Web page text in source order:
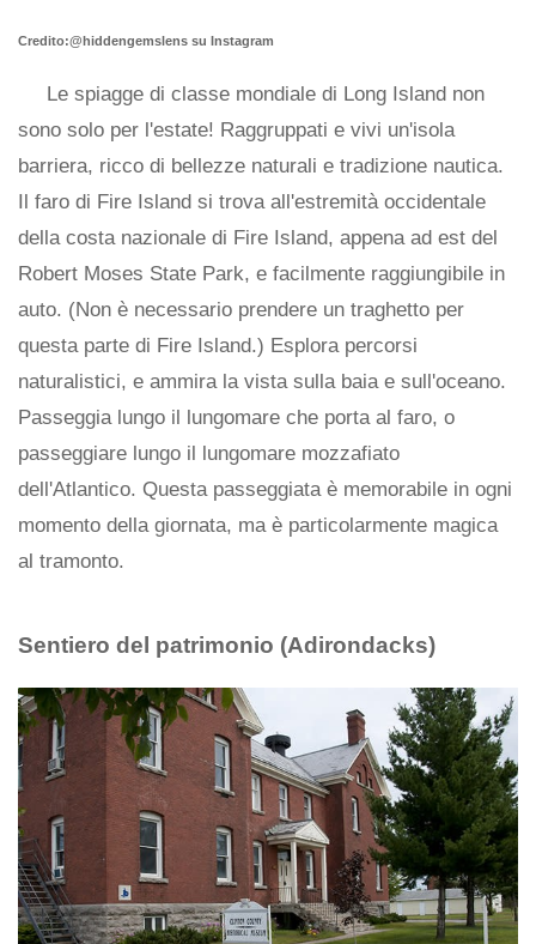
Credito:@hiddengemslens su Instagram
Le spiagge di classe mondiale di Long Island non
sono solo per l'estate! Raggruppati e vivi un'isola
barriera, ricco di bellezze naturali e tradizione nautica.
Il faro di Fire Island si trova all'estremità occidentale
della costa nazionale di Fire Island, appena ad est del
Robert Moses State Park, e facilmente raggiungibile in
auto. (Non è necessario prendere un traghetto per
questa parte di Fire Island.) Esplora percorsi
naturalistici, e ammira la vista sulla baia e sull'oceano.
Passeggia lungo il lungomare che porta al faro, o
passeggiare lungo il lungomare mozzafiato
dell'Atlantico. Questa passeggiata è memorabile in ogni
momento della giornata, ma è particolarmente magica
al tramonto.
Sentiero del patrimonio (Adirondacks)